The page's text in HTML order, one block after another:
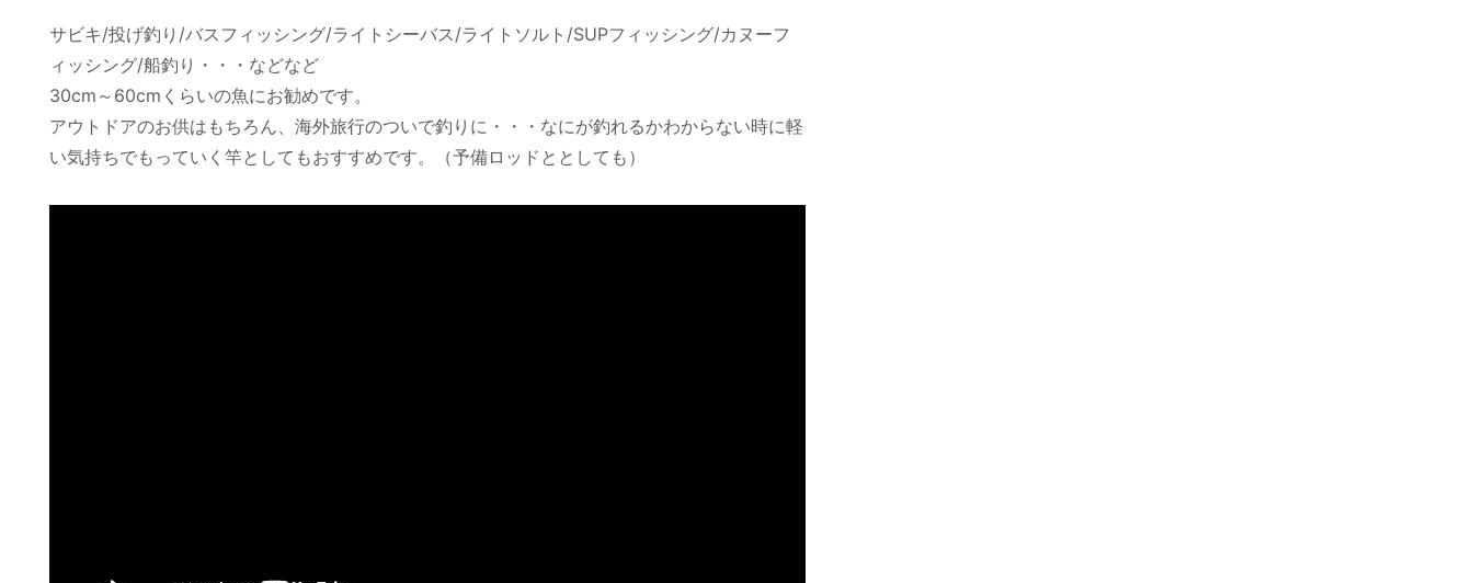
サビキ/投げ釣り/バスフィッシング/ライトシーバス/ライトソルト/SUPフィッシング/カヌーフ
ィッシング/船釣り・・・などなど
30cm～60cmくらいの魚にお勧めです。
アウトドアのお供はもちろん、海外旅行のついで釣りに・・・なにが釣れるかわからない時に軽
い気持ちでもっていく竿としてもおすすめです。（予備ロッドととしても）